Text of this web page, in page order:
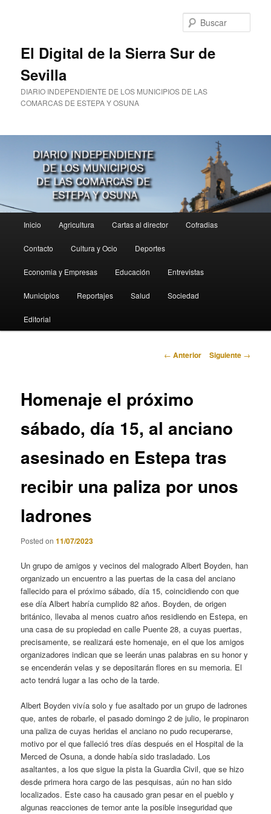
El Digital de la Sierra Sur de
Sevilla
DIARIO INDEPENDIENTE DE LOS MUNICIPIOS DE LAS
COMARCAS DE ESTEPA Y OSUNA
principal
Inicio Agricultura Cartas al director Cofradias
Contacto Cultura y Ocio Deportes
Economia y Empresas Educación Entrevistas
Municipios Reportajes Salud Sociedad
Editorial
Navegación
← Anterior Siguiente →
Homenaje el próximo
sábado, día 15, al anciano
asesinado en Estepa tras
recibir una paliza por unos
ladrones
Posted on11/07/2023
Un grupo de amigos y vecinos del malogrado Albert Boyden, han
organizado un encuentro a las puertas de la casa del anciano
fallecido para el próximo sábado, día 15, coincidiendo con que
ese día Albert habría cumplido 82 años. Boyden, de origen
británico, llevaba al menos cuatro años residiendo en Estepa, en
una casa de su propiedad en calle Puente 28, a cuyas puertas,
precisamente, se realizará este homenaje, en el que los amigos
organizadores indican que se leerán unas palabras en su honor y
se encenderán velas y se depositarán flores en su memoria. El
acto tendrá lugar a las ocho de la tarde.
Albert Boyden vivía solo y fue asaltado por un grupo de ladrones
que, antes de robarle, el pasado domingo 2 de julio, le propinaron
una paliza de cuyas heridas el anciano no pudo recuperarse,
motivo por el que falleció tres días después en el Hospital de la
Merced de Osuna, a donde había sido trasladado. Los
asaltantes, a los que sigue la pista la Guardia Civil, que se hizo
desde primera hora cargo de las pesquisas, aún no han sido
localizados. Este caso ha causado gran pesar en el pueblo y
algunas reacciones de temor ante la posible inseguridad que